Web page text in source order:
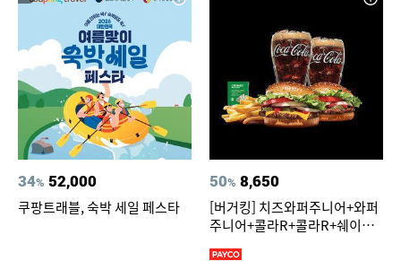
34% 52,000
쿠팡트래블, 숙박 세일 페스타
50% 8,650
[버거킹] 치즈와퍼주니어+와퍼
주니어+콜라R+콜라R+쉐이킹